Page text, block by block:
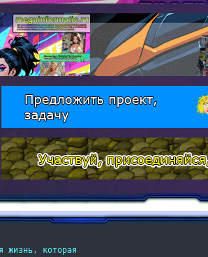
жизнь, которая